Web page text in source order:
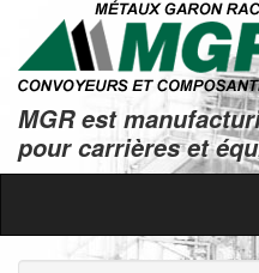
MGR est
pour carrières et